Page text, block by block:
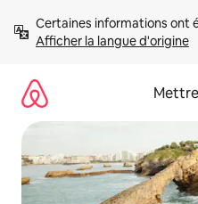
directement
Afficher la langue d'origine